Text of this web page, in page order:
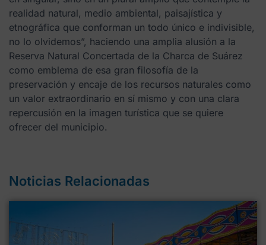
realidad natural, medio ambiental, paisajística y
etnográfica que conforman un todo único e indivisible,
no lo olvidemos”, haciendo una amplia alusión a la
Reserva Natural Concertada de la Charca de Suárez
como emblema de esa gran filosofía de la
preservación y encaje de los recursos naturales como
un valor extraordinario en sí mismo y con una clara
repercusión en la imagen turística que se quiere
ofrecer del municipio.
Noticias Relacionadas